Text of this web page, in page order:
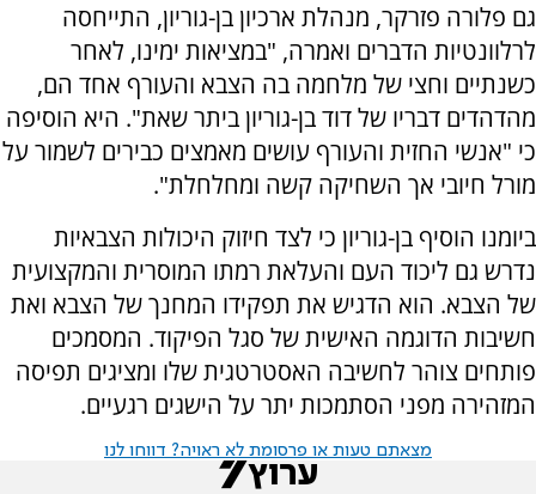
גם פלורה פזרקר, מנהלת ארכיון בן-גוריון, התייחסה
לרלוונטיות הדברים ואמרה, "במציאות ימינו, לאחר
כשנתיים וחצי של מלחמה בה הצבא והעורף אחד הם,
מהדהדים דבריו של דוד בן-גוריון ביתר שאת". היא הוסיפה
כי "אנשי החזית והעורף עושים מאמצים כבירים לשמור על
מורל חיובי אך השחיקה קשה ומחלחלת".
ביומנו הוסיף בן-גוריון כי לצד חיזוק היכולות הצבאיות
נדרש גם ליכוד העם והעלאת רמתו המוסרית והמקצועית
של הצבא. הוא הדגיש את תפקידו המחנך של הצבא ואת
חשיבות הדוגמה האישית של סגל הפיקוד. המסמכים
פותחים צוהר לחשיבה האסטרטגית שלו ומציגים תפיסה
המזהירה מפני הסתמכות יתר על הישגים רגעיים.
מצאתם טעות או פרסומת לא ראויה? דווחו לנו